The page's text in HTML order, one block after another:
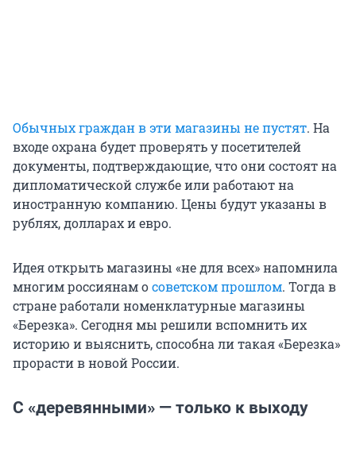
Обычных граждан в эти магазины не пустят. На
входе охрана будет проверять у посетителей
документы, подтверждающие, что они состоят на
дипломатической службе или работают на
иностранную компанию. Цены будут указаны в
рублях, долларах и евро.
Идея открыть магазины «не для всех» напомнила
многим россиянам осоветском прошлом. Тогда в
стране работали номенклатурные магазины
«Березка». Сегодня мы решили вспомнить их
историю и выяснить, способна ли такая «Березка»
прорасти в новой России.
С «деревянными» — только к выходу